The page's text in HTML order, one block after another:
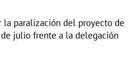
la paralización del proyecto de
julio frente a la delegación